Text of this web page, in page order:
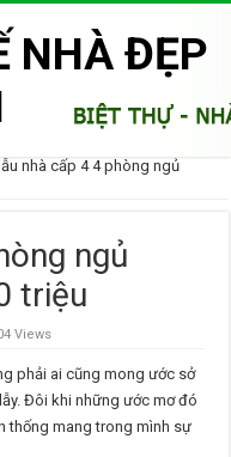
NHÀ ĐẸP
nhà cấp 4 4 phòng ngủ
ngủ
triệu
Views
phải ai cũng mong ước sở
Đôi khi những ước mơ đó
thống mang trong mình sự